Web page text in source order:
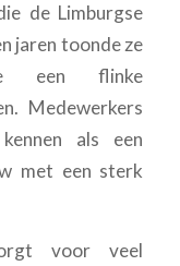
de Limburgse
jaren toonde ze
een flinke
Medewerkers
als een
met een sterk
voor veel